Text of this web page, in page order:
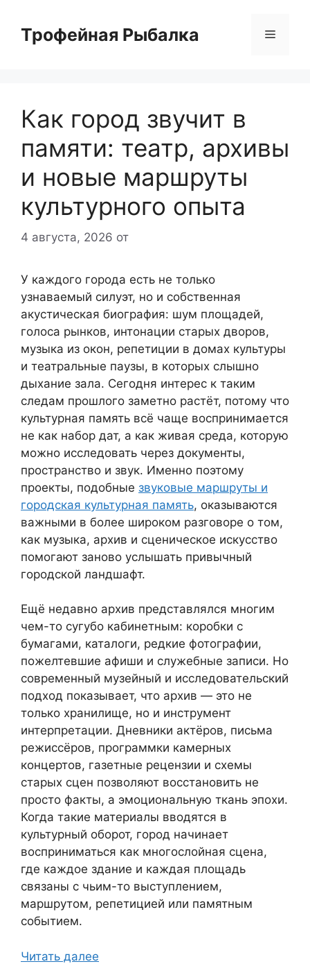
содержимому
Трофейная Рыбалка Меню
Как город звучит в
памяти: театр, архивы
и новые маршруты
культурного опыта
4 августа, 2026 от
У каждого города есть не только
узнаваемый силуэт, но и собственная
акустическая биография: шум площадей,
голоса рынков, интонации старых дворов,
музыка из окон, репетиции в домах культуры
и театральные паузы, в которых слышно
дыхание зала. Сегодня интерес к таким
следам прошлого заметно растёт, потому что
культурная память всё чаще воспринимается
не как набор дат, а как живая среда, которую
можно исследовать через документы,
пространство и звук. Именно поэтому
проекты, подобные звуковые маршруты и
городская культурная память, оказываются
важными в более широком разговоре о том,
как музыка, архив и сценическое искусство
помогают заново услышать привычный
городской ландшафт.
Ещё недавно архив представлялся многим
чем-то сугубо кабинетным: коробки с
бумагами, каталоги, редкие фотографии,
пожелтевшие афиши и служебные записи. Но
современный музейный и исследовательский
подход показывает, что архив — это не
только хранилище, но и инструмент
интерпретации. Дневники актёров, письма
режиссёров, программки камерных
концертов, газетные рецензии и схемы
старых сцен позволяют восстановить не
просто факты, а эмоциональную ткань эпохи.
Когда такие материалы вводятся в
культурный оборот, город начинает
восприниматься как многослойная сцена,
где каждое здание и каждая площадь
связаны с чьим-то выступлением,
маршрутом, репетицией или памятным
событием.
Читать далее